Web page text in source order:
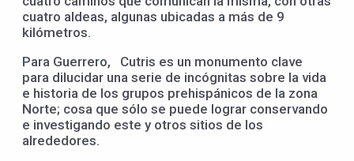
cuatro aldeas, algunas ubicadas a más de 9
kilómetros.
Para Guerrero, Cutris es un monumento clave
para dilucidar una serie de incógnitas sobre la vida
e historia de los grupos prehispánicos de la zona
Norte; cosa que sólo se puede lograr conservando
e investigando este y otros sitios de los
alrededores.